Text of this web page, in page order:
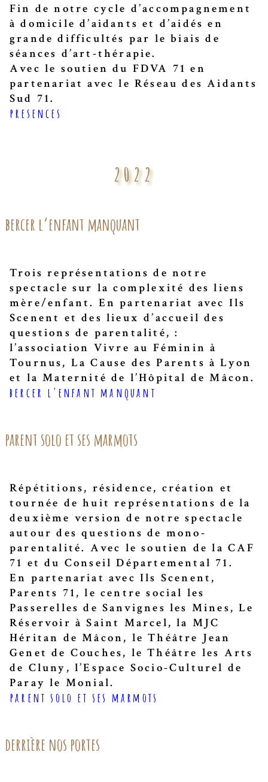
Fin de notre cycle d’accompagnement
à domicile d’aidants et d’aidés en
grande difficultés par le biais de
séances d’art-thérapie.
Avec le soutien du FDVA 71 en
partenariat avec le Réseau des Aidants
Sud 71.
presences
2022
bercer l’enfant manquant
Trois représentations de notre
spectacle sur la complexité des liens
mère/enfant. En partenariat avec Ils
Scenent et des lieux d’accueil des
questions de parentalité, :
l’association Vivre au Féminin à
Tournus, La Cause des Parents à Lyon
et la Maternité de l’Hôpital de Mâcon.
bercer l'enfant manquant
parent solo et ses marmots
Répétitions, résidence, création et
tournée de huit représentations de la
deuxième version de notre spectacle
autour des questions de mono-
parentalité. Avec le soutien de la CAF
71 et du Conseil Départemental 71.
En partenariat avec Ils Scenent,
Parents 71, le centre social les
Passerelles de Sanvignes les Mines, Le
Réservoir à Saint Marcel, la MJC
Héritan de Mâcon, le Théâtre Jean
Genet de Couches, le Théâtre les Arts
de Cluny, l’Espace Socio-Culturel de
Paray le Monial.
parent solo et ses marmots
derrière nos portes